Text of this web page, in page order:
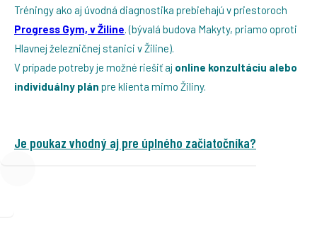
Tréningy ako aj úvodná diagnostika prebiehajú v priestoroch
Progress Gym, v Žiline. (bývalá budova Makyty, priamo oproti
Hlavnej železničnej stanici v Žiline).
V prípade potreby je možné riešiť aj online konzultáciu alebo
individuálny plán pre klienta mimo Žiliny.
Je poukaz vhodný aj pre úplného začiatočníka?